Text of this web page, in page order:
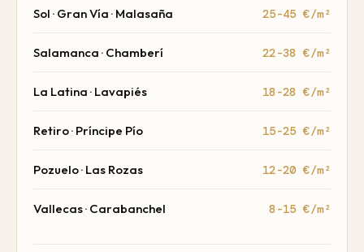
Sol · Gran Vía · Malasaña 25-45 €/m²
Salamanca · Chamberí 22-38 €/m²
La Latina · Lavapiés 18-28 €/m²
Retiro · Príncipe Pío 15-25 €/m²
Pozuelo · Las Rozas 12-20 €/m²
Vallecas · Carabanchel 8-15 €/m²